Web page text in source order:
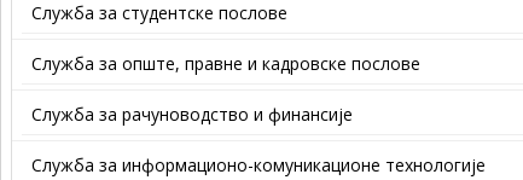
Служба за студентске послове
Службa зa oпштe, прaвнe и кaдрoвскe пoслoвe
Служба за рачуноводство и финансије
Служба за информационо-комуникационе технологије